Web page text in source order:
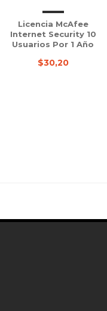
Licencia McAfee
Internet Security 10
Usuarios Por 1 Año
$30,20